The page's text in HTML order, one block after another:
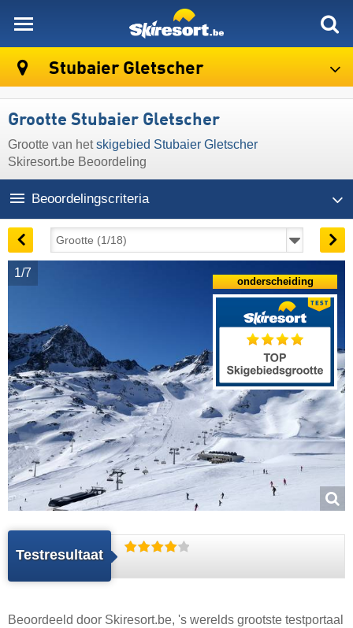
Stubaier Gletscher
Grootte Stubaier Gletscher
Grootte van hetskigebied Stubaier Gletscher
Skiresort.be Beoordeling
Beoordelingscriteria
1/7
Testresultaat
onderscheiding
Beoordeeld door Skiresort.be, 's werelds grootste testportaal